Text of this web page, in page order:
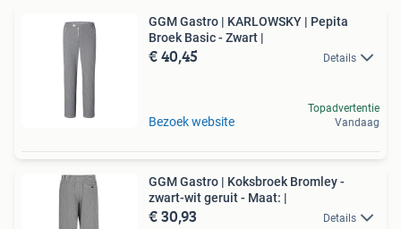
GGM Gastro | KARLOWSKY | Pepita
Broek Basic - Zwart |
€ 40,45 Details
Bezoek website
Topadvertentie
Vandaag
GGM Gastro | Koksbroek Bromley -
zwart-wit geruit - Maat: |
€ 30,93 Details